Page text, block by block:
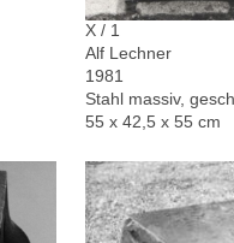
X / 1
Alf Lechner
1981
Stahl massiv,
55 x 42,5 x 55 cm